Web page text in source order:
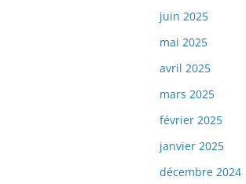
juin 2025
mai 2025
avril 2025
mars 2025
février 2025
janvier 2025
décembre 2024